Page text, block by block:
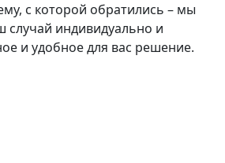
с которой обратились – мы
случай индивидуально и
и удобное для вас решение.